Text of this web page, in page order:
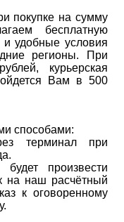
покупке на сумму
бесплатную
и удобные условия
регионы. При
курьерская
Вам в 500
способами:
терминал при
произвести
на наш расчётный
к оговоренному